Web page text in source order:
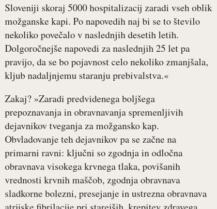
Sloveniji skoraj 5000 hospitalizacij zaradi vseh oblik
možganske kapi. Po napovedih naj bi se to število
nekoliko povečalo v naslednjih desetih letih.
Dolgoročnejše napovedi za naslednjih 25 let pa
pravijo, da se bo pojavnost celo nekoliko zmanjšala,
kljub nadaljnjemu staranju prebivalstva.«
Zakaj? »Zaradi predvidenega boljšega
prepoznavanja in obravnavanja spremenljivih
dejavnikov tveganja za možgansko kap.
Obvladovanje teh dejavnikov pa se začne na
primarni ravni: ključni so zgodnja in odločna
obravnava visokega krvnega tlaka, povišanih
vrednosti krvnih maščob, zgodnja obravnava
sladkorne bolezni, presejanje in ustrezna obravnava